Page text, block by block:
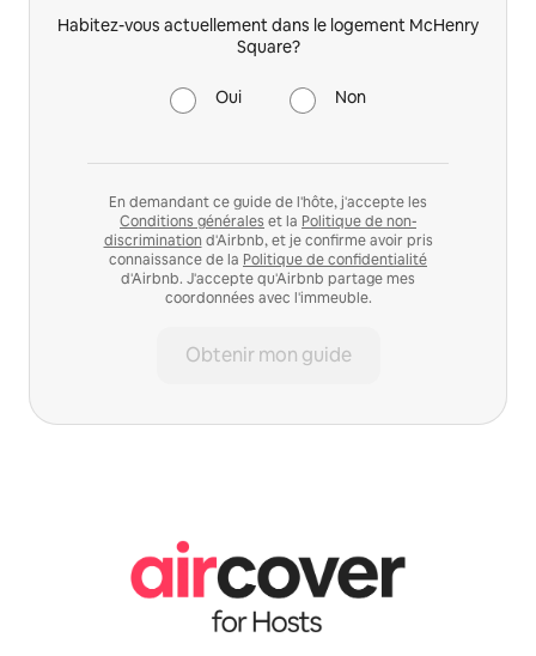
Habitez-vous actuellement dans le logement McHenry
Square?
Oui Non
En demandant ce guide de l'hôte, j'accepte les
Conditions générales et la Politique de non-
discrimination d'Airbnb, et je confirme avoir pris
connaissance de la Politique de confidentialité
d'Airbnb. J'accepte qu'Airbnb partage mes
coordonnées avec l'immeuble.
Obtenir mon guide